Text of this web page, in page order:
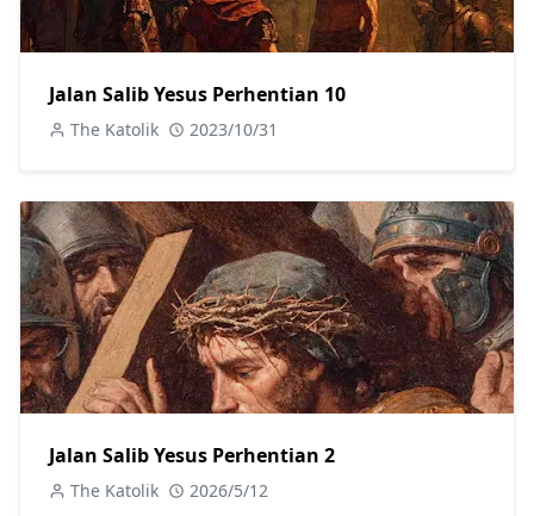
Jalan Salib Yesus Perhentian 10
The Katolik 2023/10/31
Jalan Salib Yesus Perhentian 2
The Katolik 2026/5/12